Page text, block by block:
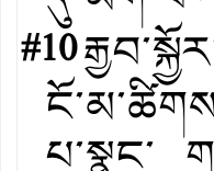
#10
པ་སྣང་